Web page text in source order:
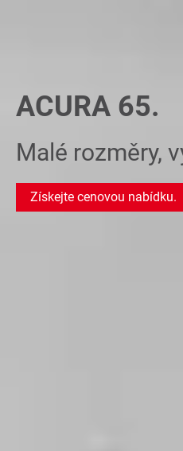
ACURA 65.
Malé rozměry,
Získejte cenovou nabídku.